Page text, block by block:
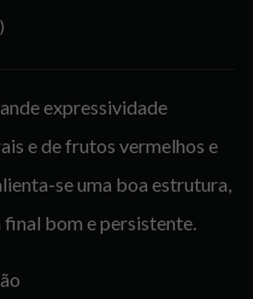
expressividade
e de frutos vermelhos e
se uma boa estrutura,
bom e persistente.